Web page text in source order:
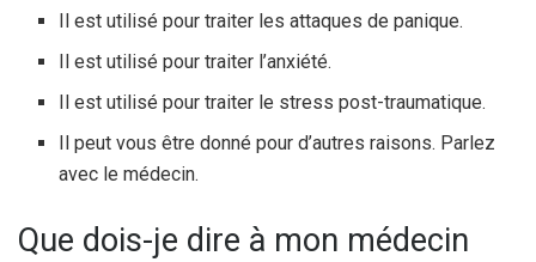
Il est utilisé pour traiter les attaques de panique.
Il est utilisé pour traiter l’anxiété.
Il est utilisé pour traiter le stress post-traumatique.
Il peut vous être donné pour d’autres raisons. Parlez
avec le médecin.
Que dois-je dire à mon médecin